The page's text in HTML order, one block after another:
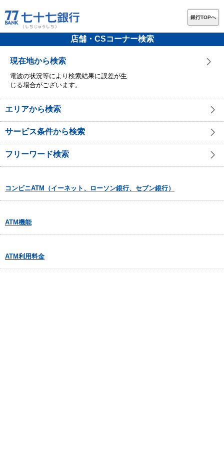
銀行TOPへ
店舗・CSコーナー検索
現在地から検索
電波の状況等により検索結果に誤差が生
じる場合がございます。
エリアから検索
サービス条件から検索
フリーワード検索
コンビニATM（イーネット、ローソン銀行、セブン銀行）
ATM機能
ATM利用料金